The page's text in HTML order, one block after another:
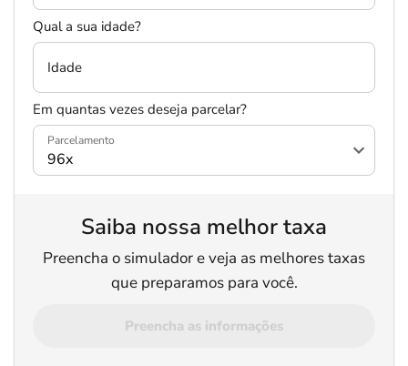
Salvar Ferramenta
Qual a sua idade?
Idade
Em quantas vezes deseja parcelar?
Parcelamento
Saiba nossa melhor taxa
Preencha o simulador e veja as melhores taxas
que preparamos para você.
Preencha as informações